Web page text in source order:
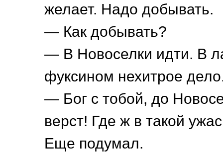
желает. Надо добывать.
— Как добывать?
— В Новоселки идти. В
фуксином нехитрое
— Бог с тобой, до
верст! Где ж в такой
Еще подумал.